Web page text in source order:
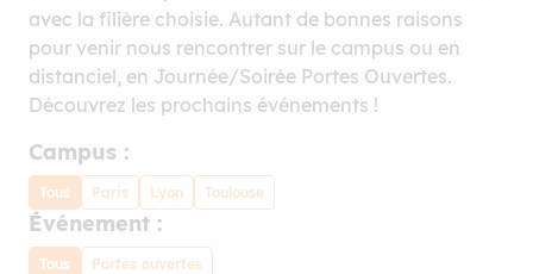
avec la filière choisie. Autant de bonnes raisons
pour venir nous rencontrer sur le campus ou en
distanciel, en Journée/Soirée Portes Ouvertes.
Découvrez les prochains événements !
Campus :
Tous Paris Lyon Toulouse
Événement :
Tous Portes ouvertes